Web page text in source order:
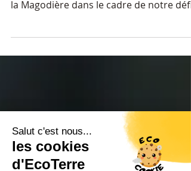
11 déc. 2024
Ce midi, 11 participants ont bravé le froid
pour se rendre aux jardins-maraîchers
la Magodière dans le cadre de notre défi
climat "Je vais à la ferme à vélo". Une